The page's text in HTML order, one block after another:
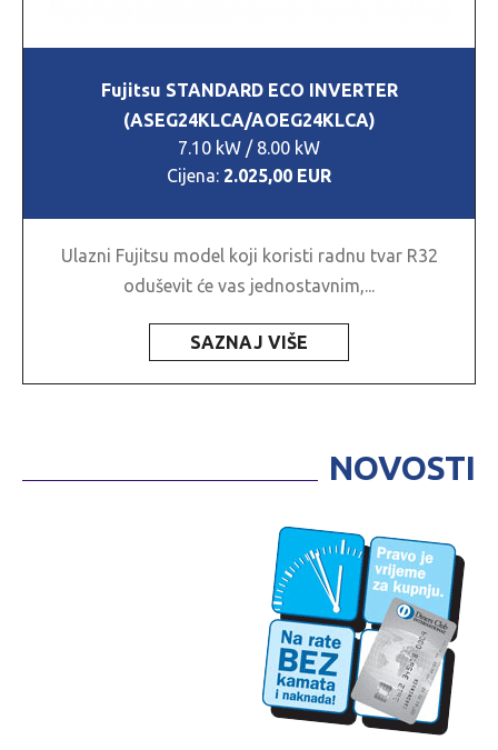
Fujitsu STANDARD ECO INVERTER
(ASEG24KLCA/AOEG24KLCA)
7.10 kW / 8.00 kW
Cijena: 2.025,00 EUR
Ulazni Fujitsu model koji koristi radnu tvar R32
oduševit će vas jednostavnim,...
SAZNAJ VIŠE
NOVOSTI